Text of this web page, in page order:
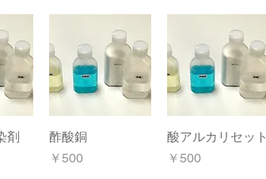
ー
剤
クイックビュー
酢酸銅
価格
￥500
クイックビュー
酸アルカリセット
価格
￥500